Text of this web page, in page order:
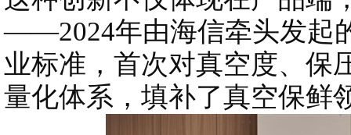
——2024年由海信牵头发起
业标准，首次对真空度、保
量化体系，填补了真空保鲜